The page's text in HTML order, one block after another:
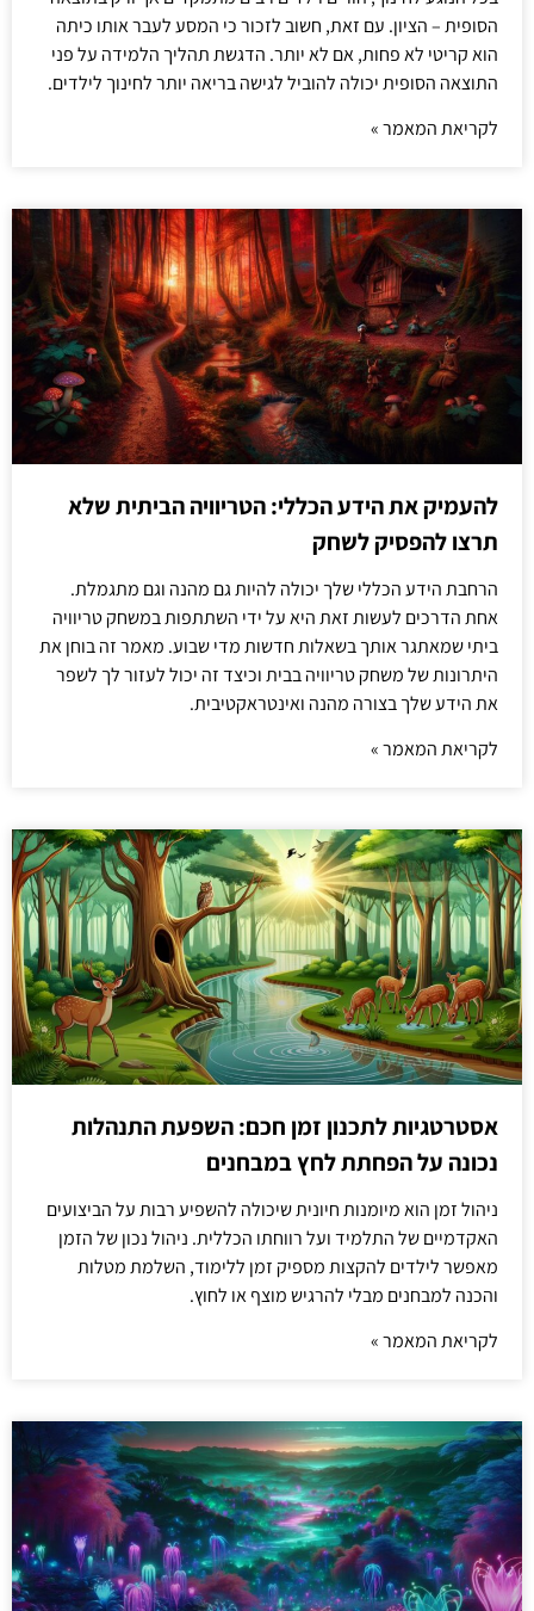
הסופית – הציון. עם זאת, חשוב לזכור כי המסע לעבר אותו כיתה
הוא קריטי לא פחות, אם לא יותר. הדגשת תהליך הלמידה על פני
התוצאה הסופית יכולה להוביל לגישה בריאה יותר לחינוך לילדים.
לקריאת המאמר »
להעמיק את הידע הכללי: הטריוויה הביתית שלא
תרצו להפסיק לשחק
הרחבת הידע הכללי שלך יכולה להיות גם מהנה וגם מתגמלת.
אחת הדרכים לעשות זאת היא על ידי השתתפות במשחק טריוויה
ביתי שמאתגר אותך בשאלות חדשות מדי שבוע. מאמר זה בוחן את
היתרונות של משחק טריוויה בבית וכיצד זה יכול לעזור לך לשפר
את הידע שלך בצורה מהנה ואינטראקטיבית.
לקריאת המאמר »
אסטרטגיות לתכנון זמן חכם: השפעת התנהלות
נכונה על הפחתת לחץ במבחנים
ניהול זמן הוא מיומנות חיונית שיכולה להשפיע רבות על הביצועים
האקדמיים של התלמיד ועל רווחתו הכללית. ניהול נכון של הזמן
מאפשר לילדים להקצות מספיק זמן ללימוד, השלמת מטלות
והכנה למבחנים מבלי להרגיש מוצף או לחוץ.
לקריאת המאמר »